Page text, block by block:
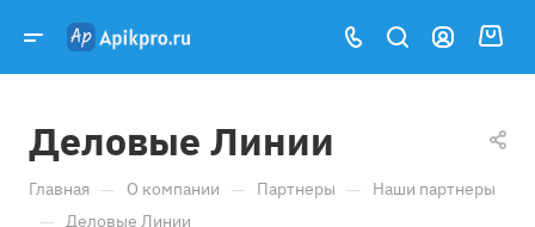
Деловые Линии
Главная — О компании — Партнеры — Наши партнеры
— Деловые Линии